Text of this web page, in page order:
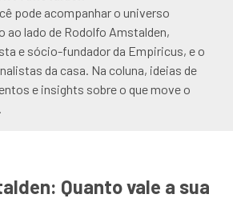
pode acompanhar o universo
ao lado de Rodolfo Amstalden,
e sócio-fundador da Empiricus, e o
da casa. Na coluna, ideias de
e insights sobre o que move o
Quanto vale a sua